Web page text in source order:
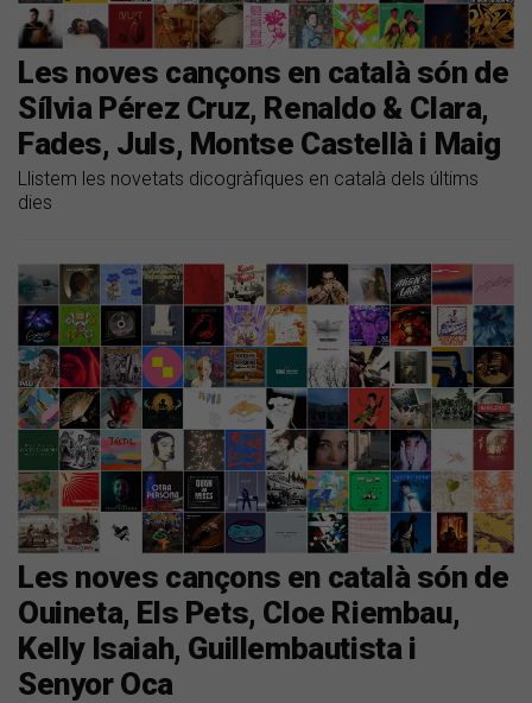
Les noves cançons en català són de
Sílvia Pérez Cruz, Renaldo & Clara,
Fades, Juls, Montse Castellà i Maig
Llistem les novetats dicogràfiques en català dels últims
dies
Les noves cançons en català són de
Ouineta, Els Pets, Cloe Riembau,
Kelly Isaiah, Guillembautista i
Senyor Oca